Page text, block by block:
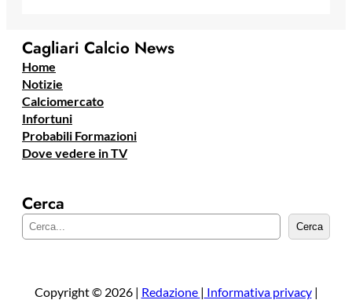
Cagliari Calcio News
Home
Notizie
Calciomercato
Infortuni
Probabili Formazioni
Dove vedere in TV
Cerca
e
a
Cerca
Copyright © 2026 | Redazione | Informativa privacy|